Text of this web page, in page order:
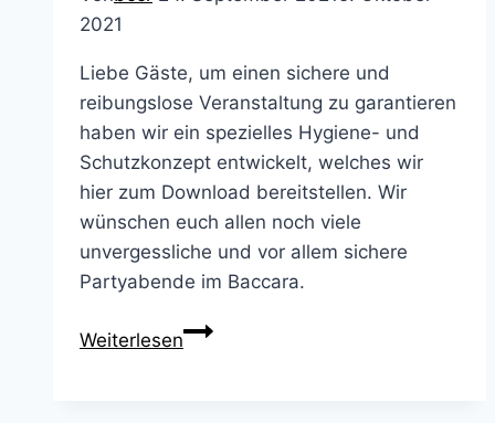
2021
Liebe Gäste, um einen sichere und
reibungslose Veranstaltung zu garantieren
haben wir ein spezielles Hygiene- und
Schutzkonzept entwickelt, welches wir
hier zum Download bereitstellen. Wir
wünschen euch allen noch viele
unvergessliche und vor allem sichere
Partyabende im Baccara.
WeiterlesenSchutz-